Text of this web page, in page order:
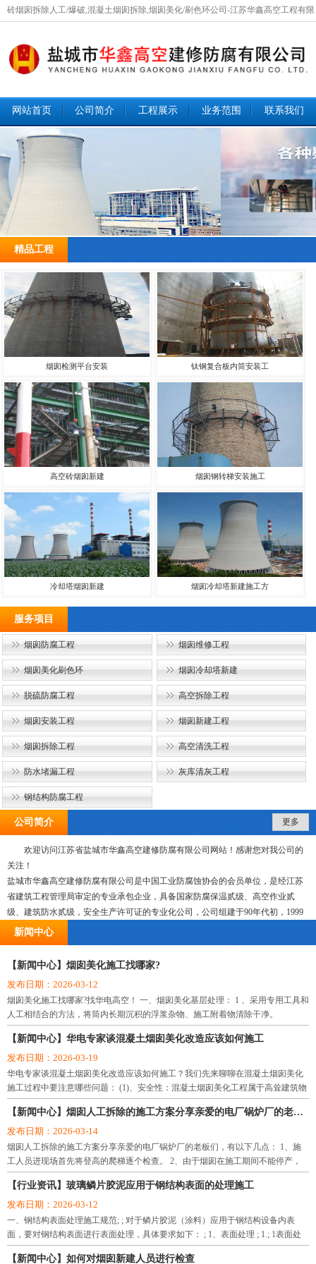
砖烟囱拆除人工/爆破,混凝土烟囱拆除,烟囱美化/刷色环公司-江苏华鑫高空工程有限
网站首页 公司简介 工程展示 业务范围 联系我们
2 / 4
精品工程
烟囱检测平台安装 钛钢复合板内筒安装工
高空砖烟囱新建 烟囱钢转梯安装施工
冷却塔烟囱新建 烟囱冷却塔新建施工方
服务项目
烟囱防腐工程 烟囱维修工程
烟囱美化刷色环 烟囱冷却塔新建
脱硫防腐工程 高空拆除工程
烟囱安装工程 烟囱新建工程
烟囱拆除工程 高空清洗工程
防水堵漏工程 灰库清灰工程
钢结构防腐工程
公司简介 更多
欢迎访问江苏省盐城市华鑫高空建修防腐有限公司网站！感谢您对我公司的
关注！
盐城市华鑫高空建修防腐有限公司是中国工业防腐蚀协会的会员单位，是经江苏
省建筑工程管理局审定的专业承包企业，具备国家防腐保温贰级、高空作业贰
级、建筑防水贰级，安全生产许可证的专业化公司，公司组建于90年代初，1999
年8月份由原来的国有企业改制为股份有限公司，经过十多年的艰苦创业，现已发
展成为领导班子过硬、技术力量雄厚，具有较强有经济实力和高素质的施工与管
理队伍。企业信誉和科技含量均在国内同行业中处于领先地位，并率先通过了国
公司注册资本5066万，目前下辖十四个工程处，从业人数260人，具备各类专业技
术职称的20人，其中高级工程师3人，工程师、经济师、会计师共10人，项目经理
10人，拥有大中型机械设备118台（件），年施工产值近3亿元。公司现有9个驻外
办事处：广州办事处、济南办事处、合肥办事处、南昌办事处、沈阳办事处、大
连办事处、杭州办事处、郑州办事处、太原办事处。施工网点遍及全国各地二十
多个省、市、区，涉及石油、化工、冶金、电力、能源、航天、建材、国防、交
通、煤炭、医药、轻纺、食品、港口等十多个行业，承揽了大量的烟囱水塔新
建、烟囱维修、烟囱拆除、烟囱防腐、烟囱脱硫、冷却塔防腐、炉架防腐、风机
塔筒清洗、地下室、水池、隧道、电缆沟防渗堵漏、仓储、水泥库清灰、生料库
清灰、水泥罐清灰等工程，公司自建组建以来，坚持走反术革新之路，依靠丰富
的施工经验、先进的施工技术和科学的网络化管理手段。先后承接了系统内各类
高空防腐检修、高空航标灯安装、防水堵漏、化学锚固、烟囱水塔新建、烟囱水
工程，都以工程质量好、安全率高，赢得了广大用户的一致好评。
公司将坚持以人为本，全面构建和谐发展的新环境，建立现代企业制度，规范运
作，坚持走科技兴企、质量兴企之路，遵循“质量至上、业主至上、信守合同、优
质服务”宗旨，“团结协作、严谨求实、优质高效、开拓创新”的企业精神，精心打
造精品工程，向新老客户提供满意的服务。
新闻中心
【新闻中心】烟囱美化施工找哪家?
发布日期：2026-03-12
烟囱美化施工找哪家?找华电高空！ 一、烟囱美化基层处理： 1 、采用专用工具和
人工相结合的方法，将筒内长期沉积的浮浆杂物、施工附着物清除干净。
【新闻中心】华电专家谈混凝土烟囱美化改造应该如何施工
发布日期：2026-03-19
华电专家谈混凝土烟囱美化改造应该如何施工？我们先来聊聊在混凝土烟囱美化
施工过程中要注意哪些问题： (1)、安全性：混凝土烟囱美化工程属于高耸建筑物
施工，危险性极高，因此首先要保证高空悬挂平台的连接装置的安全性。 (2)、混
凝土烟囱美化工
【新闻中心】烟囱人工拆除的施工方案分享亲爱的电厂锅炉厂的老板们
发布日期：2026-03-14
烟囱人工拆除的施工方案分享亲爱的电厂锅炉厂的老板们，有以下几点： 1、施
工人员进现场首先将登高的爬梯逐个检查。 2、由于烟囱在施工期间不能停产，
处于不停产状态下施工。
【行业资讯】玻璃鳞片胶泥应用于钢结构表面的处理施工
发布日期：2026-03-12
一、钢结构表面处理施工规范; ; 对于鳞片胶泥（涂料）应用于钢结构设备内表
面，要对钢结构表面进行表面处理，具体要求如下： ; 1、表面处理 ; 1.; 1表面处
理前，设备应是已按图纸要求制造、检
【新闻中心】如何对烟囱新建人员进行检查